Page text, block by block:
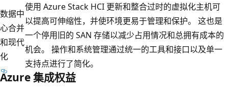
数据中
心合并
和现代
化
使用 Azure Stack HCI 更新和整合过时的虚拟化主机可
以提高可伸缩性，并使环境更易于管理和保护。 这也是
一个停用旧的 SAN 存储以减少占用情况和总拥有成本的
机会。 操作和系统管理通过统一的工具和接口以及单一
支持点进行了简化。
Azure 集成权益